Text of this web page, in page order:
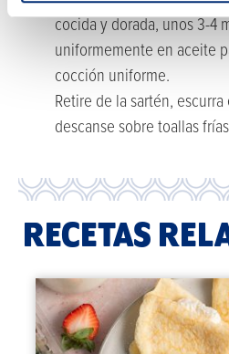
cocida y dorada, unos 3-4
uniformemente en aceite
cocción uniforme.
Retire de la sartén,
descanse sobre toallas
RECETAS